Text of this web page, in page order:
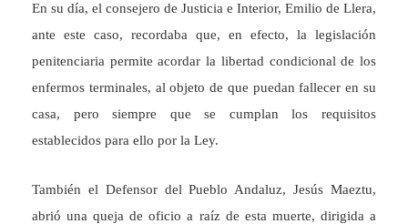
En su día, el consejero de Justicia e Interior, Emilio de Llera,
ante este caso, recordaba que, en efecto, la legislación
penitenciaria permite acordar la libertad condicional de los
enfermos terminales, al objeto de que puedan fallecer en su
casa, pero siempre que se cumplan los requisitos
establecidos para ello por la Ley.
También el Defensor del Pueblo Andaluz, Jesús Maeztu,
abrió una queja de oficio a raíz de esta muerte, dirigida a